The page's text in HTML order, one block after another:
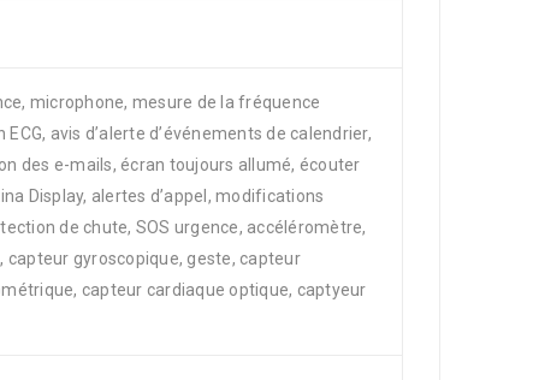
microphone, mesure de la fréquence
avis d’alerte d’événements de calendrier,
des e-mails, écran toujours allumé, écouter
Display, alertes d’appel, modifications
de chute, SOS urgence, accéléromètre,
gyroscopique, geste, capteur
capteur cardiaque optique, captyeur